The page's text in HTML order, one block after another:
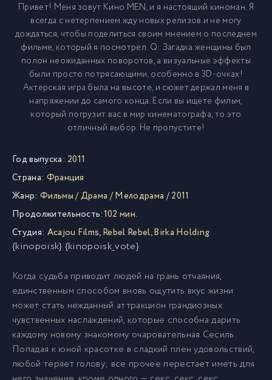
Привет! Меня зовут Кино MEN, и я настоящий киноман. Я
всегда с нетерпением жду новых релизов и не могу
дождаться, чтобы поделиться своим мнением о последнем
фильме, который я посмотрел. Q: Загадка женщины был
полон неожиданных поворотов, а визуальные эффекты
были просто потрясающими, особенно в 3D-очках!
Актерская игра была на высоте, и сюжет держал меня в
напряжении до самого конца. Если вы ищете фильм,
который погрузит вас в мир кинематографа, то это
отличный выбор. Не пропустите!
Год выпуска: 2011
Страна: Франция
Жанр: Фильмы/Драма /Мелодрама /2011
Продолжительность:102 мин.
Студия: Acajou Films,Rebel Rebel,Birka Holding
{kinopoisk} {kinopoisk_vote}
Когда судьба приводит людей на грань отчаяния,
единственным способом вновь ощутить вкус жизни
может стать нежданный аттракцион грандиозных
чувственных наслаждений, которые способна дарить
каждому новому знакомому очаровательная Сесиль.
Попадая к юной красотке в сладкий плен удовольствий,
любой теряет голову; все прочее перестает иметь для